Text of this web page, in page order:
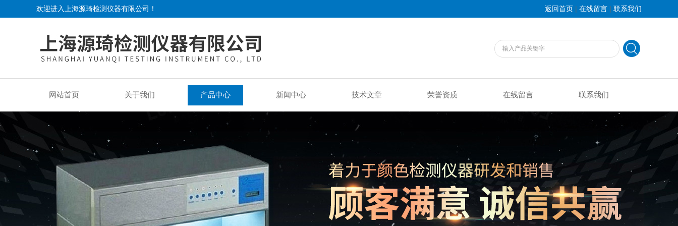
欢迎进入上海源琦检测仪器有限公司！ 返回首页 | 在线留言 | 联系我们
网站首页 关于我们 产品中心 新闻中心 技术文章 荣誉资质 在线留言 联系我们